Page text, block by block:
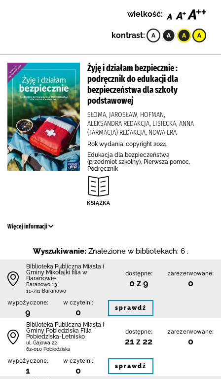
wielkość:
kontrast:
Żyję i działam bezpiecznie :
podręcznik do edukacji dla
bezpieczeństwa dla szkoły
podstawowej
SŁOMA, JAROSŁAW, HOFMAN,
ALEKSANDRA REDAKCJA, LISIECKA, ANNA
(FARMACJA) REDAKCJA, NOWA ERA
Rok wydania: copyright 2024.
Edukacja dla bezpieczeństwa
(przedmiot szkolny), Pierwsza pomoc,
Podręcznik
Więcej informacji
Wyszukiwanie: Znalezione w bibliotekach: 6 .
Biblioteka Publiczna Miasta i
Gminy Mikołajki filia w
Baranowie
Baranowo 13
11-731 Baranowo
dostępne:
0 z 9
zarezerwowane:
0
wypożyczone:
9
w czytelni:
0 sprawdź
Biblioteka Publiczna Miasta i
Gminy Pobiedziska Filia
Pobiedziska-Letnisko
ul. Gajowa 22
62-010 Pobiedziska
dostępne:
21 z 22
zarezerwowane:
0
wypożyczone:
1
w czytelni:
0 sprawdź